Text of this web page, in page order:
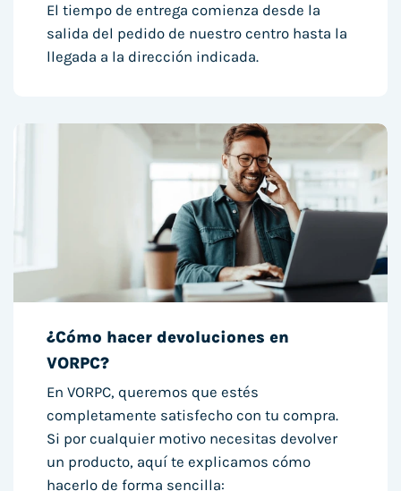
El tiempo de entrega comienza desde la
salida del pedido de nuestro centro hasta la
llegada a la dirección indicada.
¿Cómo hacer devoluciones en
VORPC?
En VORPC, queremos que estés
completamente satisfecho con tu compra.
Si por cualquier motivo necesitas devolver
un producto, aquí te explicamos cómo
hacerlo de forma sencilla: